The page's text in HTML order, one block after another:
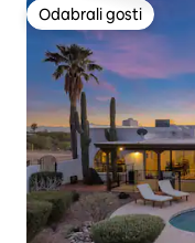
Odabrali gosti
Odabrali gosti